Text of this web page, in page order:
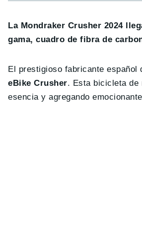
La Mondraker Crusher 2024
gama, cuadro de fibra de
El prestigioso fabricante
eBike Crusher. Esta bicicleta de
esencia y agregando